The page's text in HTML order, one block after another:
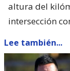
altura del
intersección
Lee también...